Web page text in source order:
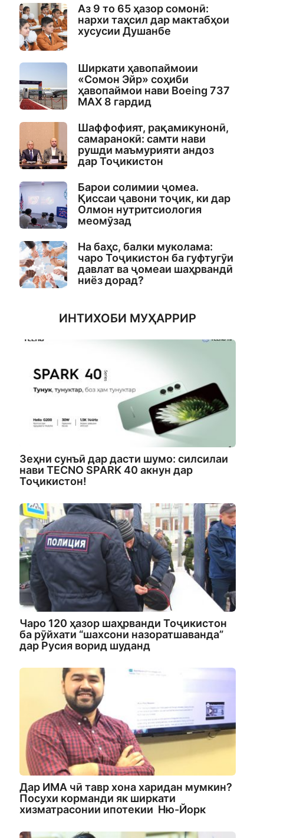
Аз 9 то 65 ҳазор сомонӣ:
нархи таҳсил дар мактабҳои
хусусии Душанбе
Ширкати ҳавопаймоии
«Сомон Эйр» соҳиби
ҳавопаймои нави Boeing 737
MAX 8 гардид
Шаффофият, рақамикунонӣ,
самаранокӣ: самти нави
рушди маъмурияти андоз
дар Тоҷикистон
Барои солимии ҷомеа.
Қиссаи ҷавони тоҷик, ки дар
Олмон нутритсиология
меомӯзад
На баҳс, балки муколама:
чаро Тоҷикистон ба гуфтугӯи
давлат ва ҷомеаи шаҳрвандӣ
ниёз дорад?
ИНТИХОБИ МУҲАРРИР
Зеҳни сунъӣ дар дасти шумо: силсилаи
нави TECNO SPARK 40 акнун дар
Тоҷикистон!
Чаро 120 ҳазор шаҳрванди Тоҷикистон
ба рӯйхати “шахсони назоратшаванда”
дар Русия ворид шуданд
Дар ИМА чӣ тавр хона харидан мумкин?
Посухи корманди як ширкати
хизматрасонии ипотекии Ню-Йорк